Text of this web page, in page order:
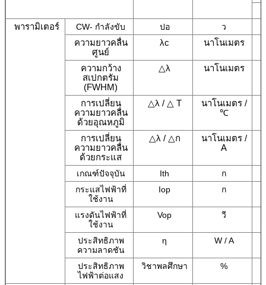
พารามิเตอร์ CW- กำลังขับ ปอ ว
ความยาวคลื่น
ศูนย์
λc นาโนเมตร
ความกว้าง
สเปกตรัม
(FWHM)
△λ นาโนเมตร
การเปลี่ยน
ความยาวคลื่น
ด้วยอุณหภูมิ
△λ / △ T
นาโนเมตร /
℃
การเปลี่ยน
ความยาวคลื่น
ด้วยกระแส
△λ / △ก
นาโนเมตร /
A
เกณฑ์ปัจจุบัน Ith
ก
กระแสไฟฟ้าที่
ใช้งาน
Iop ก
แรงดันไฟฟ้าที่
ใช้งาน
Vop วี
ประสิทธิภาพ
ความลาดชัน
η W / A
ประสิทธิภาพ
ไฟฟ้าต่อแสง
วิชาพลศึกษา %